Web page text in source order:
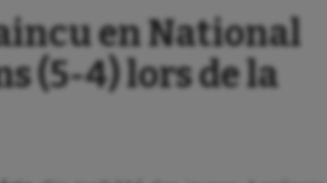
en National
(5-4) lors de la